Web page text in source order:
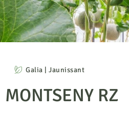
Galia | Jaunissant
MONTSENY RZ